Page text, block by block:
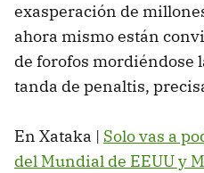
exasperación de
ahora mismo están
de forofos mordiéndose
tanda de penaltis,
En Xataka | Solo vas a
del Mundial de EEUU y